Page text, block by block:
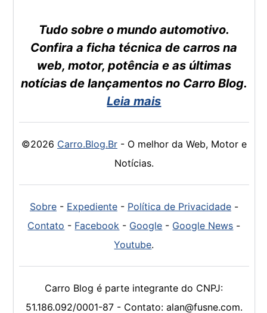
Tudo sobre o mundo automotivo.
Confira a ficha técnica de carros na
web, motor, potência e as últimas
notícias de lançamentos no Carro Blog.
Leia mais
©2026 Carro.Blog.Br- O melhor da Web, Motor e
Notícias.
Sobre- Expediente- Política de Privacidade-
Contato - Facebook - Google - Google News -
Youtube.
Carro Blog é parte integrante do CNPJ:
51.186.092/0001-87 - Contato: alan@fusne.com.